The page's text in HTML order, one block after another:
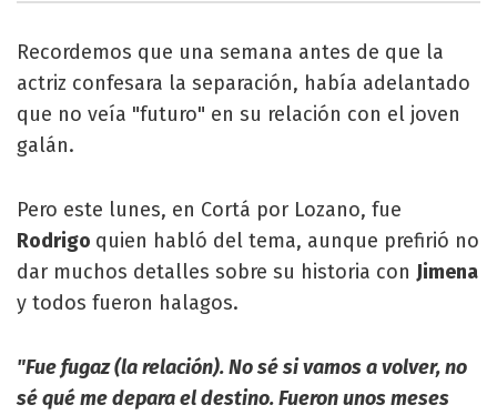
Recordemos que una semana antes de que la
actriz confesara la separación, había adelantado
que no veía "futuro" en su relación con el joven
galán.
Pero este lunes, en Cortá por Lozano, fue
Rodrigo quien habló del tema, aunque prefirió no
dar muchos detalles sobre su historia con Jimena
y todos fueron halagos.
"Fue fugaz (la relación). No sé si vamos a volver, no
sé qué me depara el destino. Fueron unos meses